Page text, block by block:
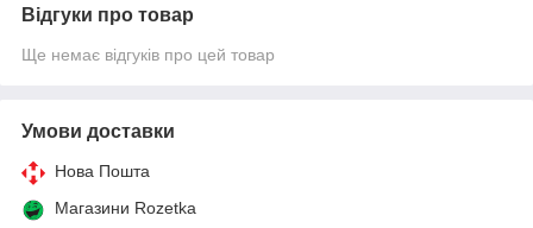
Відгуки про товар
Ще немає відгуків про цей товар
Умови доставки
Нова Пошта
Магазини Rozetka